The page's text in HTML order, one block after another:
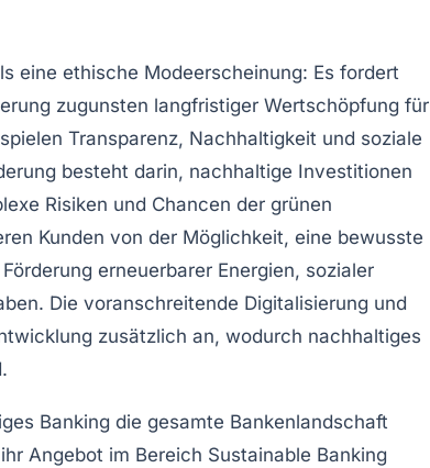
eine ethische Modeerscheinung: Es fordert
zugunsten langfristiger Wertschöpfung für
Transparenz, Nachhaltigkeit und soziale
besteht darin, nachhaltige Investitionen
Risiken und Chancen der grünen
Kunden von der Möglichkeit, eine bewusste
erneuerbarer Energien, sozialer
Die voranschreitende Digitalisierung und
zusätzlich an, wodurch nachhaltiges
Banking die gesamte Bankenlandschaft
Angebot im Bereich Sustainable Banking